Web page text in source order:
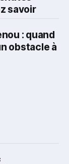
savoir
: quand
obstacle à